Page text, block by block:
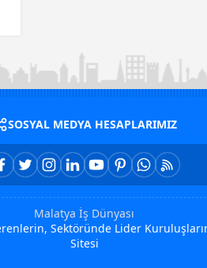
SOSYAL MEDYA HESAPLARIMIZ
Malatya İş Dünyası
Sektöründe Lider
Sitesi